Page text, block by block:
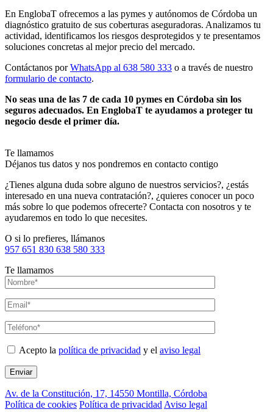
En EnglobaT ofrecemos a las pymes y autónomos de Córdoba un
diagnóstico gratuito de sus coberturas aseguradoras. Analizamos tu
actividad, identificamos los riesgos desprotegidos y te presentamos
soluciones concretas al mejor precio del mercado.
Contáctanos porWhatsApp al 638 580 333 o a través de nuestro
formulario de contacto.
No seas una de las 7 de cada 10 pymes en Córdoba sin los
seguros adecuados. En EnglobaT te ayudamos a proteger tu
negocio desde el primer día.
Te llamamos
Déjanos tus datos y nos pondremos en contacto contigo
¿Tienes alguna duda sobre alguno de nuestros servicios?, ¿estás
interesado en una nueva contratación?, ¿quieres conocer un poco
más sobre lo que podemos ofrecerte? Contacta con nosotros y te
ayudaremos en todo lo que necesites.
O si lo prefieres, llámanos
957 651 830 638 580 333
Te llamamos
Acepto la política de privacidad y el aviso legal
Av. de la Constitución, 17, 14550 Montilla, Córdoba
Política de cookies Política de privacidad Aviso legal